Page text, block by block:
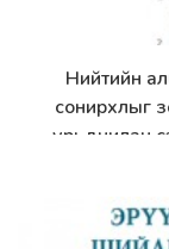
Нийтийн
сонирхлыг
урьдчилан